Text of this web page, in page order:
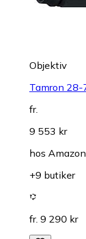
Objektiv
Tamron 28-
fr.
9 553 kr
hos
+9 butiker
fr. 9 290 kr